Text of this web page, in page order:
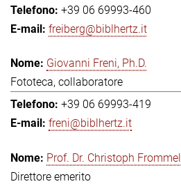
+39 06 69993-460
freiberg@biblhertz.it
Giovanni Freni, Ph.D.
Fototeca, collaboratore
+39 06 69993-419
freni@biblhertz.it
Prof. Dr. Christoph Frommel
Direttore emerito